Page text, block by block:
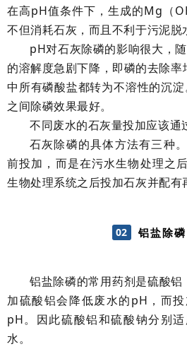
在高pH值条件下，生成的Mg（
不但消耗石灰，而且不利于污泥脱
pH对石灰除磷的影响很大，
的溶解度急剧下降，即磷的去除
中所有磷酸盐都转为不溶性的沉
之间除磷效果最好。
不同废水的石灰量投加应该通
石灰除磷的具体方法有三种
前投加，而是在污水生物处理之
生物处理系统之后投加石灰并配有
02 铝盐除磷
铝盐除磷的常用药剂是硫酸铝
加硫酸铝会降低废水的pH，而
pH。因此硫酸铝和硫酸钠分别
水。